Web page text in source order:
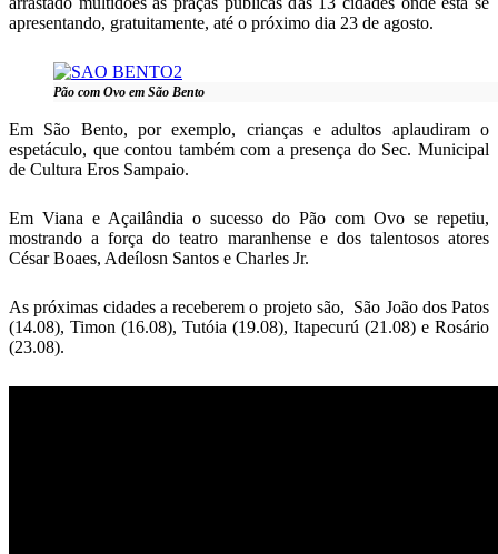
apresentando, gratuitamente, até o próximo dia 23 de agosto.
Pão com Ovo em São Bento
Em São Bento, por exemplo, crianças e adultos aplaudiram o
espetáculo, que contou também com a presença do Sec. Municipal
de Cultura Eros Sampaio.
Em Viana e Açailândia o sucesso do Pão com Ovo se repetiu,
mostrando a força do teatro maranhense e dos talentosos atores
César Boaes, Adeílosn Santos e Charles Jr.
As próximas cidades a receberem o projeto são, São João dos Patos
(14.08), Timon (16.08), Tutóia (19.08), Itapecurú (21.08) e Rosário
(23.08).